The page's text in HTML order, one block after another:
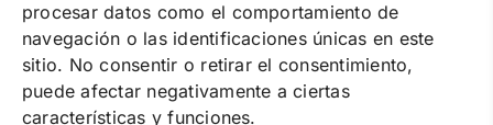
procesar datos como el comportamiento de
navegación o las identificaciones únicas en este
sitio. No consentir o retirar el consentimiento,
puede afectar negativamente a ciertas
características y funciones.
SOLUCIONES
ALQUILER DE MAQUINARIA
FORMACIÓN
SUMINISTRO DE ENERGÍA